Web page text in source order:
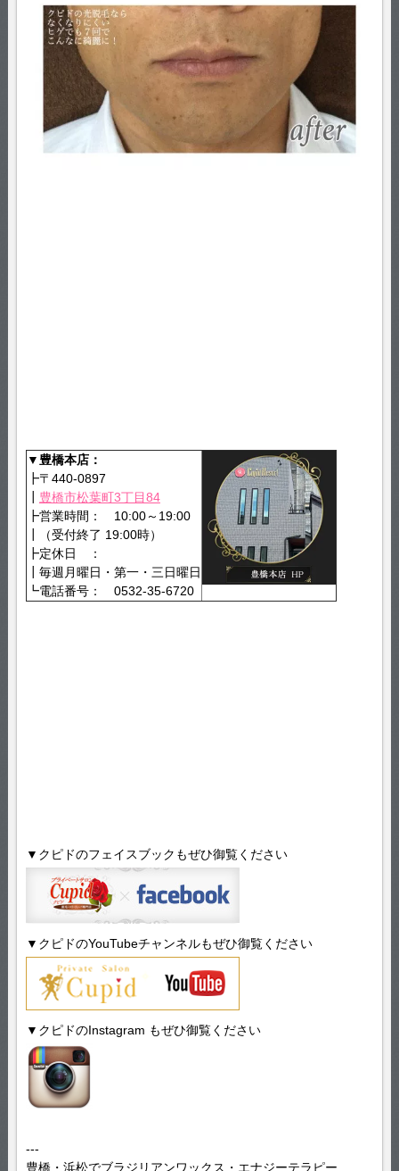
▼豊橋本店：
┣〒440-0897
豊橋市松葉町3丁目84
┣営業時間： 10:00～19:00
┃（受付終了 19:00時）
┣定休日 ：
┃毎週月曜日・第一・三日曜日
┗電話番号： 0532-35-6720
▼クピドのフェイスブックもぜひ御覧ください
▼クピドのYouTubeチャンネルもぜひ御覧ください
▼クピドのInstagram もぜひ御覧ください
---
豊橋・浜松でブラジリアンワックス・エナジーテラピー